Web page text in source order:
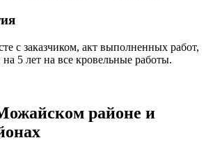
с заказчиком, акт выполненных работ,
5 лет на все кровельные работы.
районе и